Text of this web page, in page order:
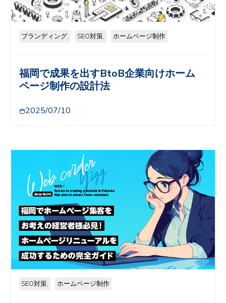
ブランディング, SEO対策, ホームページ制作
福岡で成果を出すBtoB企業向けホーム
ページ制作の設計法
2025/07/10
SEO対策, ホームページ制作